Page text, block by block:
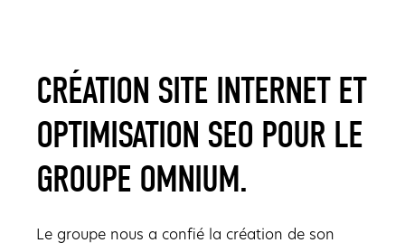
CRÉATION SITE INTERNET ET
OPTIMISATION SEO POUR LE
GROUPE OMNIUM.
Le groupe nous a confié la création de son